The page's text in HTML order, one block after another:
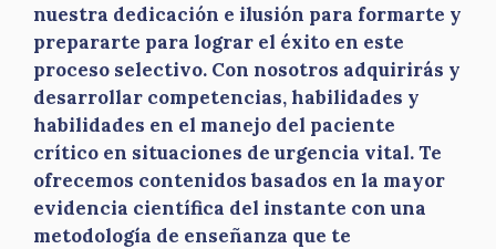
nuestra dedicación e ilusión para formarte y
prepararte para lograr el éxito en este
proceso selectivo. Con nosotros adquirirás y
desarrollar competencias, habilidades y
habilidades en el manejo del paciente
crítico en situaciones de urgencia vital. Te
ofrecemos contenidos basados en la mayor
evidencia científica del instante con una
metodología de enseñanza que te